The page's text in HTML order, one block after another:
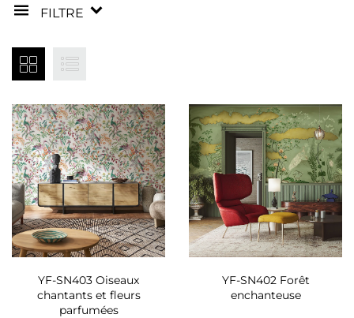
FILTRE
YF-SN403 Oiseaux
chantants et fleurs
parfumées
YF-SN402 Forêt
enchanteuse